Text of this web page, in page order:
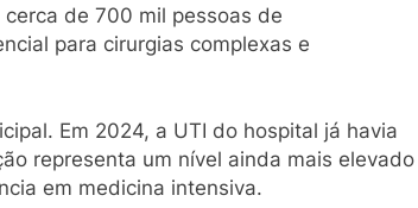
de 700 mil pessoas de
para cirurgias complexas e
Em 2024, a UTI do hospital já havia
representa um nível ainda mais elevado
em medicina intensiva.